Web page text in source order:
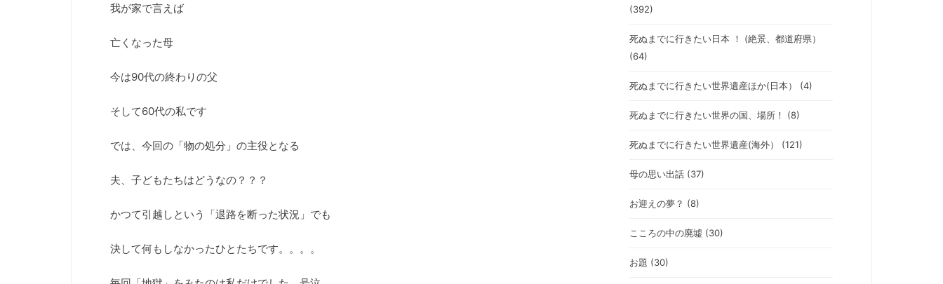
我が家で言えば
亡くなった母
今は90代の終わりの父
そして60代の私です
では、今回の「物の処分」の主役となる
夫、子どもたちはどうなの？？？
かつて引越しという「退路を断った状況」でも
決して何もしなかったひとたちです。。。。
(392)
死ぬまでに行きたい日本 ！ (絶景、都道府県）
(64)
死ぬまでに行きたい世界遺産ほか(日本） (4)
死ぬまでに行きたい世界の国、場所！ (8)
死ぬまでに行きたい世界遺産(海外） (121)
母の思い出話 (37)
お迎えの夢？ (8)
こころの中の廃墟 (30)
お題 (30)